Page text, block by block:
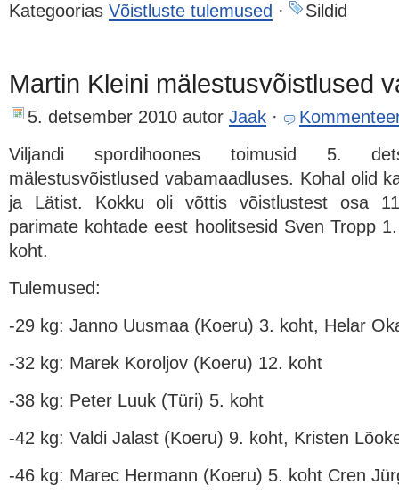
Kategoorias Võistluste tulemused · Sildid
Martin Kleini mälestusvõistlused
5. detsember 2010 autor Jaak ·
Viljandi spordihoones toimusid 5.
mälestusvõistlused vabamaadluses. Kohal olid
ja Lätist. Kokku oli võttis võistlustest osa
parimate kohtade eest hoolitsesid Sven Tropp
koht.
Tulemused:
-29 kg: Janno Uusmaa (Koeru) 3. koht, Helar
-32 kg: Marek Koroljov (Koeru) 12. koht
-38 kg: Peter Luuk (Türi) 5. koht
-42 kg: Valdi Jalast (Koeru) 9. koht, Kristen
-46 kg: Marec Hermann (Koeru) 5. koht Cren